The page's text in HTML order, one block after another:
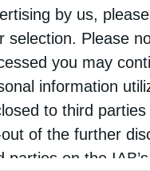
by us,
selection. Please
you may
information
to third
of the further
parties on the
Γολγοθά και τον
πάνω από τον
λεηλάτησαν και
τον μετέφεραν